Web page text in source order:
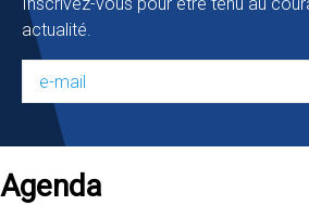
actualité.
Agenda